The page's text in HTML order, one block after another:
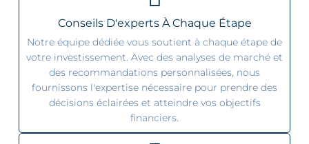
Conseils D'experts À Chaque Étape
Notre équipe dédiée vous soutient à chaque étape de
votre investissement. Avec des analyses de marché et
des recommandations personnalisées, nous
fournissons l'expertise nécessaire pour prendre des
décisions éclairées et atteindre vos objectifs
financiers.